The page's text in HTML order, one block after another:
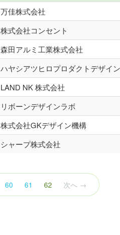
万佳株式会社
株式会社コンセント
森田アルミ工業株式会社
ハヤシアツヒロプロダクトデザイン
LAND NK 株式会社
リボーンデザインラボ
株式会社GKデザイン機構
シャープ株式会社
60 61 62 （こ
の
次へ →